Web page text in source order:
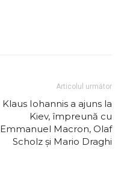
Articolul următor
Klaus Iohannis a ajuns la
Kiev, împreună cu
Emmanuel Macron, Olaf
Scholz și Mario Draghi